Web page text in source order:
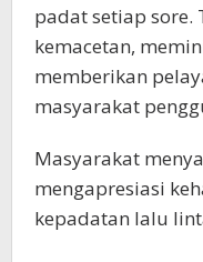
padat setiap sore.
kemacetan,
memberikan
masyarakat
Masyarakat
mengapresiasi
kepadatan lalu